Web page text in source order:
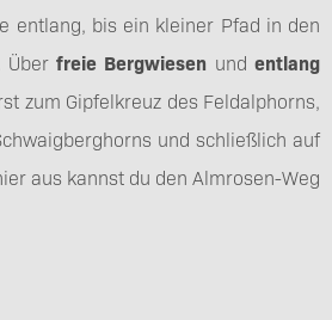
entlang, bis ein kleiner Pfad in den
Überfreie Bergwiesen undentlang
zum Gipfelkreuz des Feldalphorns,
und schließlich auf
aus kannst du den Almrosen-Weg